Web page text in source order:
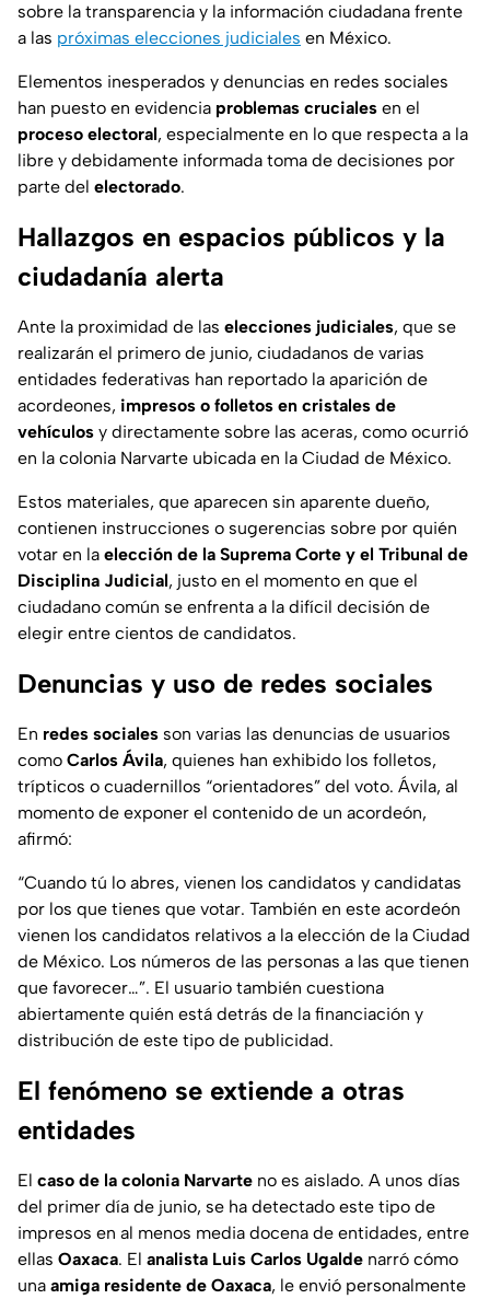
sobre la transparencia y la información ciudadana frente
a las próximas elecciones judiciales en México.
Elementos inesperados y denuncias en redes sociales
han puesto en evidencia problemas cruciales en el
proceso electoral, especialmente en lo que respecta a la
libre y debidamente informada toma de decisiones por
parte del electorado.
Hallazgos en espacios públicos y la
ciudadanía alerta
Ante la proximidad de las elecciones judiciales, que se
realizarán el primero de junio, ciudadanos de varias
entidades federativas han reportado la aparición de
acordeones, impresos o folletos en cristales de
vehículos y directamente sobre las aceras, como ocurrió
en la colonia Narvarte ubicada en la Ciudad de México.
Estos materiales, que aparecen sin aparente dueño,
contienen instrucciones o sugerencias sobre por quién
votar en la elección de la Suprema Corte y el Tribunal de
Disciplina Judicial, justo en el momento en que el
ciudadano común se enfrenta a la difícil decisión de
elegir entre cientos de candidatos.
Denuncias y uso de redes sociales
En redes sociales son varias las denuncias de usuarios
como Carlos Ávila, quienes han exhibido los folletos,
trípticos o cuadernillos “orientadores” del voto. Ávila, al
momento de exponer el contenido de un acordeón,
afirmó:
“Cuando tú lo abres, vienen los candidatos y candidatas
por los que tienes que votar. También en este acordeón
vienen los candidatos relativos a la elección de la Ciudad
de México. Los números de las personas a las que tienen
que favorecer…”. El usuario también cuestiona
abiertamente quién está detrás de la financiación y
distribución de este tipo de publicidad.
El fenómeno se extiende a otras
entidades
El caso de la colonia Narvarte no es aislado. A unos días
del primer día de junio, se ha detectado este tipo de
impresos en al menos media docena de entidades, entre
ellas Oaxaca. El analista Luis Carlos Ugalde narró cómo
una amiga residente de Oaxaca, le envió personalmente